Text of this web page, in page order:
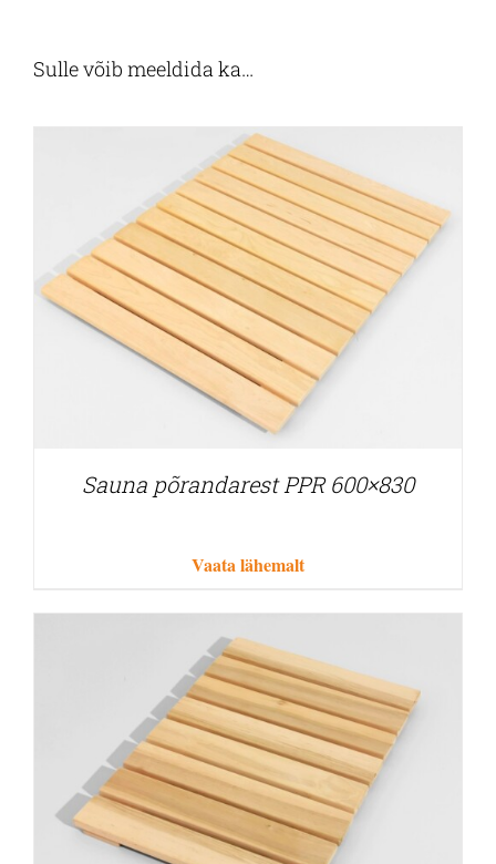
Sulle võib meeldida ka…
Sauna põrandarest PPR 600×830
Vaata lähemalt